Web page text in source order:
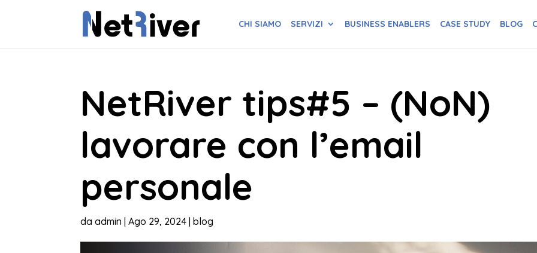
CHI SIAMO SERVIZI BUSINESS ENABLERS CASE STUDY BLOG
NetRiver tips#5 – (NoN)
lavorare con l’email
personale
daadmin |Ago 29, 2024 |blog